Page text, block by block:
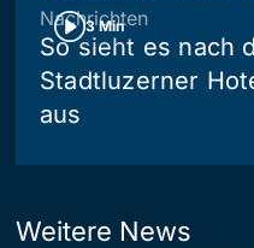
3 Min
Nachrichten
So sieht es nach
Stadtluzerner
aus
Weitere News